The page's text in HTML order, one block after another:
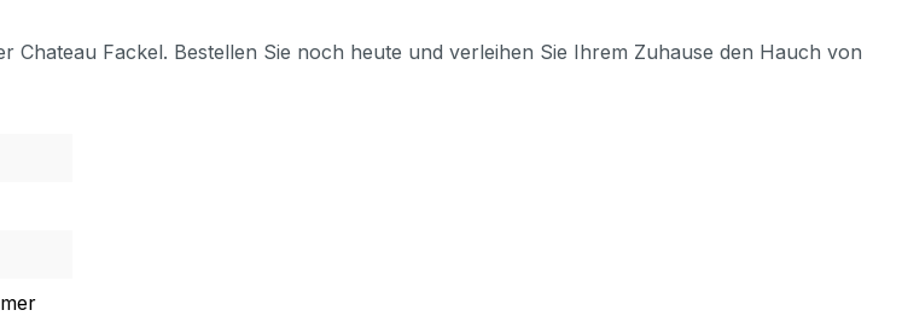
Fackel. Bestellen Sie noch heute und verleihen Sie Ihrem Zuhause den Hauch von